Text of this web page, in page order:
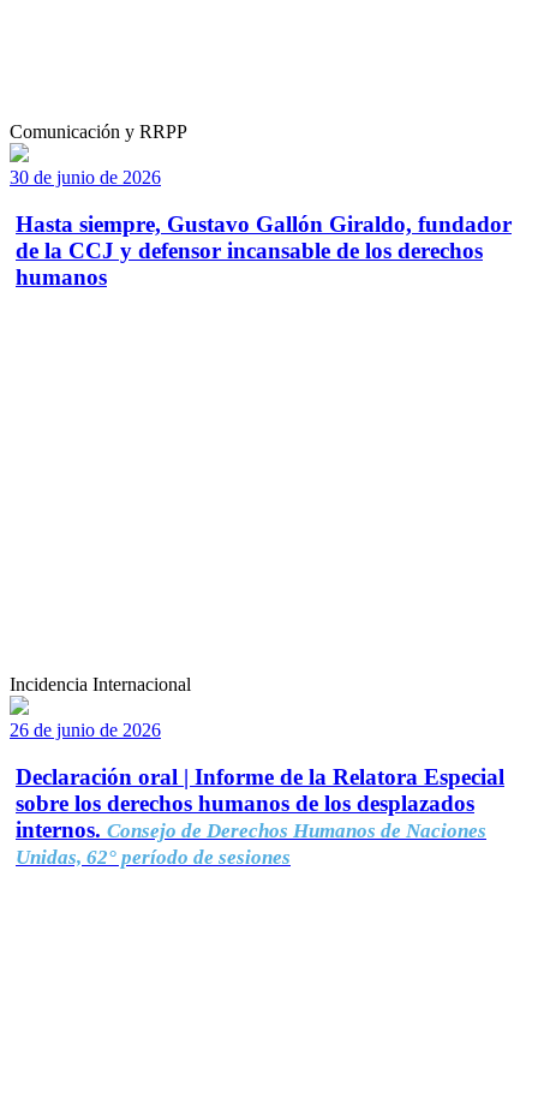
Comunicación y RRPP
30 de junio de 2026
Hasta siempre, Gustavo Gallón Giraldo, fundador
de la CCJ y defensor incansable de los derechos
humanos
Incidencia Internacional
26 de junio de 2026
Declaración oral | Informe de la Relatora Especial
sobre los derechos humanos de los desplazados
internos. Consejo de Derechos Humanos de Naciones
Unidas, 62° período de sesiones